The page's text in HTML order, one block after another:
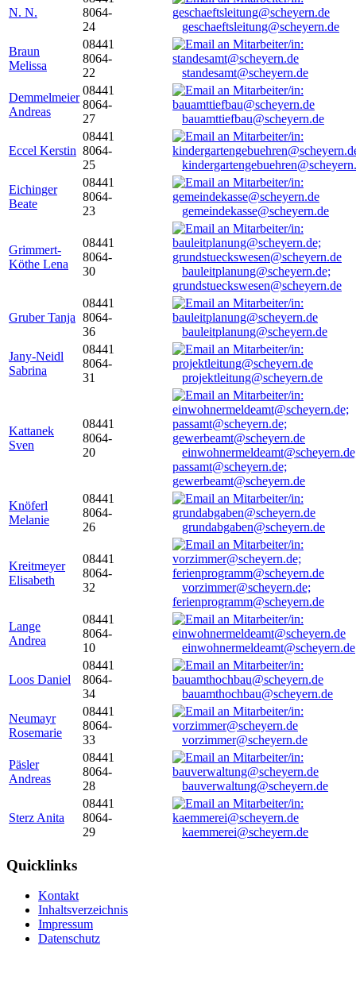
N. N.
8064-
24
geschaeftsleitung@scheyern.de
Braun
Melissa
08441
8064-
22
standesamt@scheyern.de
Demmelmeier
Andreas
08441
8064-
27
bauamttiefbau@scheyern.de
Eccel Kerstin
08441
8064-
25
Eichinger
Beate
08441
8064-
23
gemeindekasse@scheyern.de
Grimmert-
Köthe Lena
08441
8064-
30
bauleitplanung@scheyern.de;
grundstueckswesen@scheyern.de
Gruber Tanja
08441
8064-
36
bauleitplanung@scheyern.de
Jany-Neidl
Sabrina
08441
8064-
31
projektleitung@scheyern.de
Kattanek
Sven
08441
8064-
20
passamt@scheyern.de;
gewerbeamt@scheyern.de
Knöferl
Melanie
08441
8064-
26
grundabgaben@scheyern.de
Kreitmeyer
Elisabeth
08441
8064-
32
vorzimmer@scheyern.de;
ferienprogramm@scheyern.de
Lange
Andrea
08441
8064-
10
einwohnermeldeamt@scheyern.de
Loos Daniel
08441
8064-
34
bauamthochbau@scheyern.de
Neumayr
Rosemarie
08441
8064-
33
vorzimmer@scheyern.de
Päsler
Andreas
08441
8064-
28
bauverwaltung@scheyern.de
Sterz Anita
08441
8064-
29
kaemmerei@scheyern.de
Quicklinks
Kontakt
Inhaltsverzeichnis
Impressum
Datenschutz